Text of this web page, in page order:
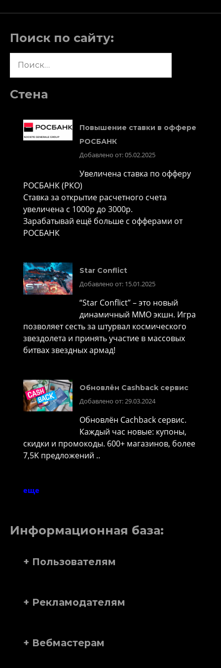
Поиск по сайту:
Стена
Повышение ставки в оффере
РОСБАНК
Добавлено от: 05.02.2025
Увеличена ставка по офферу
РОСБАНК (РКО)
Ставка за открытие расчетного счета
увеличена с 1000р до 3000р.
Зарабатывай ещё больше с офферами от
РОСБАНК
Star Conflict
Добавлено от: 15.01.2025
“Star Conflict” – это новый
динамичный MMO экшн. Игра
позволяет сесть за штурвал космического
звездолета и принять участие в массовых
битвах звездных армад!
Обновлён Cashback сервис
Добавлено от: 29.03.2024
Обновлён Cachback сервис.
Каждый час новые: купоны,
скидки и промокоды. 600+ магазинов, более
7,5K предложений ..
еще
Информационная база:
+ Пользователям
+ Рекламодателям
+ Вебмастерам